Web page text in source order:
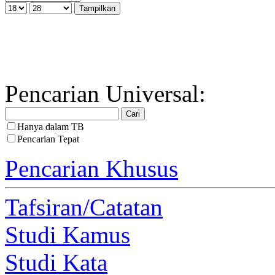
Pencarian Universal:
Hanya dalam TB
Pencarian Tepat
Pencarian Khusus
Tafsiran/Catatan
Studi Kamus
Studi Kata